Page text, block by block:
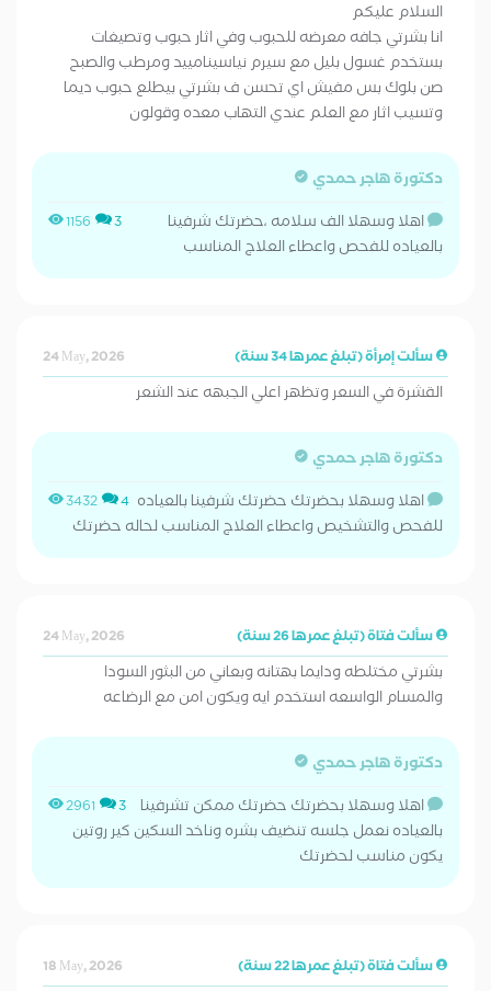
السلام عليكم
انا بشرتي جافه معرضه للحبوب وفي اثار حبوب وتصيغات
بستخدم غسول بليل مع سيرم نياسينامييد ومرطب والصبح
صن بلوك بس مفيش اي تحسن ف بشرتي بيطلع حبوب ديما
وتسيب اثار مع العلم عندي التهاب معده وقولون
دكتورة هاجر حمدي
1156 3
اهلا وسهلا الف سلامه ،حضرتك شرفينا
بالعياده للفحص واعطاء العلاج المناسب
سألت إمرأة (تبلغ عمرها 34 سنة) 24 May, 2026
القشرة في السعر وتظهر اعلي الجبهه عند الشعر
دكتورة هاجر حمدي
3432 4 اهلا وسهلا بحضرتك حضرتك شرفينا بالعياده
للفحص والتشخيص واعطاء العلاج المناسب لحاله حضرتك
سألت فتاة (تبلغ عمرها 26 سنة) 24 May, 2026
بشرتي مختلطه ودايما بهتانه وبعاني من البثور السودا
والمسام الواسعه استخدم ايه ويكون امن مع الرضاعه
دكتورة هاجر حمدي
2961 3
اهلا وسهلا بحضرتك حضرتك ممكن تشرفينا
بالعياده نعمل جلسه تنضيف بشره وناخد السكين كير روتين
يكون مناسب لحضرتك
سألت فتاة (تبلغ عمرها 22 سنة) 18 May, 2026